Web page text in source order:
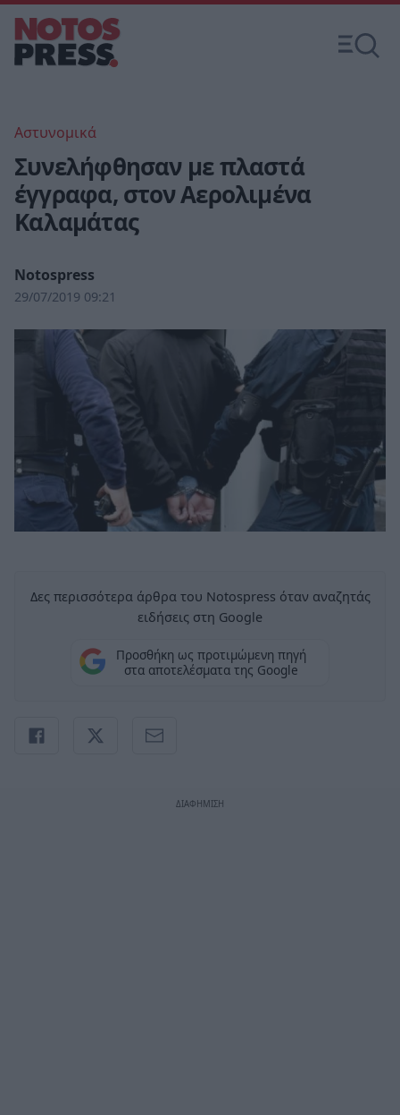
Αστυνομικά
Συνελήφθησαν με πλαστά
έγγραφα, στον Αερολιμένα
Καλαμάτας
Notospress
29/07/2019 09:21
Δες περισσότερα άρθρα του Notospress όταν αναζητάς
ειδήσεις στη Google
Προσθήκη ως προτιμώμενη πηγή
στα αποτελέσματα της Google